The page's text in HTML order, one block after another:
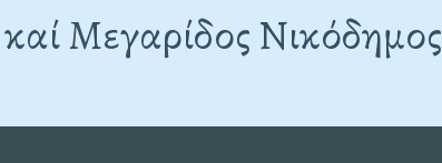
καί Μεγαρίδος Νικόδημος